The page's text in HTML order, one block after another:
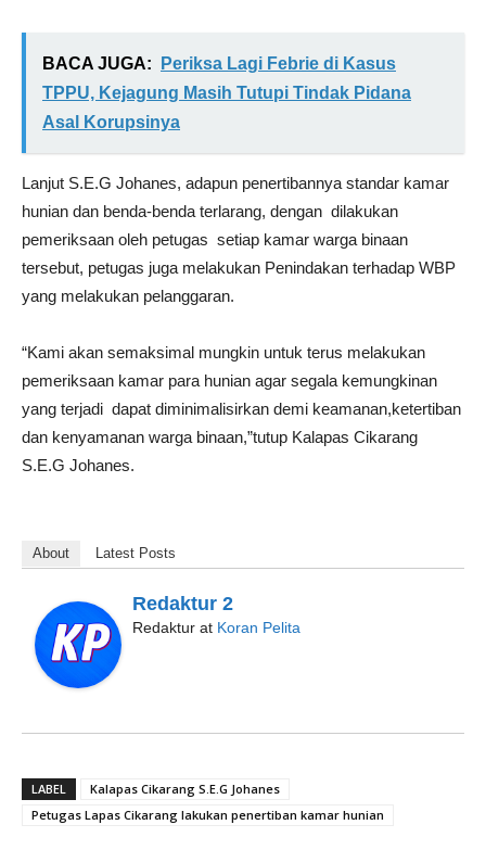
BACA JUGA:
Periksa Lagi Febrie di Kasus
TPPU, Kejagung Masih Tutupi Tindak Pidana
Asal Korupsinya
Lanjut S.E.G Johanes, adapun penertibannya standar kamar
hunian dan benda-benda terlarang, dengan dilakukan
pemeriksaan oleh petugas setiap kamar warga binaan
tersebut, petugas juga melakukan Penindakan terhadap WBP
yang melakukan pelanggaran.
“Kami akan semaksimal mungkin untuk terus melakukan
pemeriksaan kamar para hunian agar segala kemungkinan
yang terjadi dapat diminimalisirkan demi keamanan,ketertiban
dan kenyamanan warga binaan,”tutup Kalapas Cikarang
S.E.G Johanes.
About Latest Posts
Redaktur 2
Redaktur at Koran Pelita
LABEL
Kalapas Cikarang S.E.G Johanes
Petugas Lapas Cikarang lakukan penertiban kamar hunian